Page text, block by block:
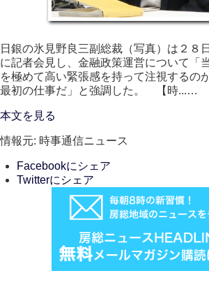
日銀の氷見野良三副総裁（写真）は２８
に記者会見し、金融政策運営について「
を極めて高い緊張感を持って注視するの
最初の仕事だ」と強調した。 【時...…
本文を見る
情報元: 時事通信ニュース
Facebookにシェア
Twitterにシェア